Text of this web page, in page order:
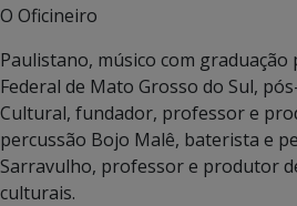
O Oficineiro
Paulistano, músico com graduação
Federal de Mato Grosso do Sul,
Cultural, fundador, professor e
percussão Bojo Malê, baterista e
Sarravulho, professor e produtor
culturais.